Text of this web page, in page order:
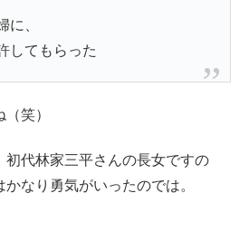
に、
してもらった
笑）
初代林家三平さんの長女ですの
なり勇気がいったのでは。